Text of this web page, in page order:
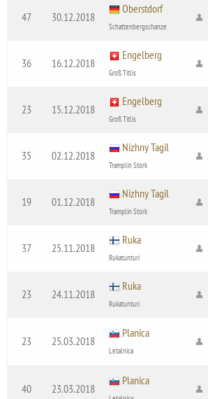
47 30.12.2018
Oberstdorf
Schattenbergschanze
36 16.12.2018
Engelberg
Groß Titlis
23 15.12.2018
Engelberg
Groß Titlis
35 02.12.2018
Nizhny Tagil
Tramplin Stork
19 01.12.2018
Nizhny Tagil
Tramplin Stork
37 25.11.2018
Ruka
Rukatunturi
23 24.11.2018
Ruka
Rukatunturi
23 25.03.2018
Planica
Letalnica
40 23.03.2018
Planica